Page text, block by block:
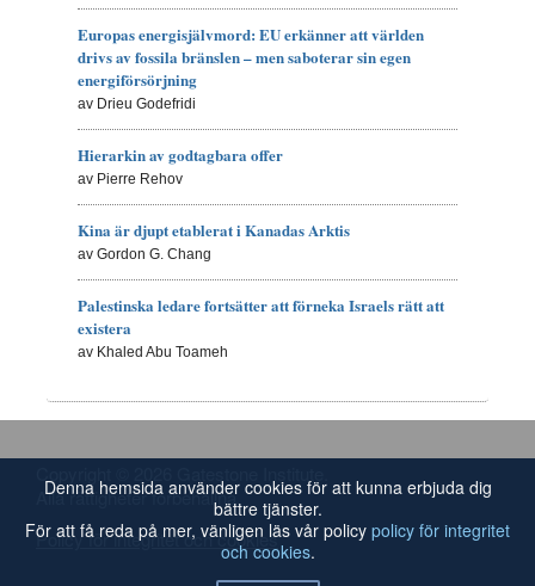
Europas energisjälvmord: EU erkänner att världen
drivs av fossila bränslen – men saboterar sin egen
energiförsörjning
av Drieu Godefridi
Hierarkin av godtagbara offer
av Pierre Rehov
Kina är djupt etablerat i Kanadas Arktis
av Gordon G. Chang
Palestinska ledare fortsätter att förneka Israels rätt att
existera
av Khaled Abu Toameh
Alla rättigheter förbehållna.
Policy för integritet och cookies
Denna hemsida använder cookies för att kunna erbjuda dig
bättre tjänster.
För att få reda på mer, vänligen läs vår policy policy för integritet
och cookies.